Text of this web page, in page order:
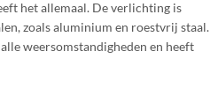
het allemaal. De verlichting is
zoals aluminium en roestvrij staal.
weersomstandigheden en heeft